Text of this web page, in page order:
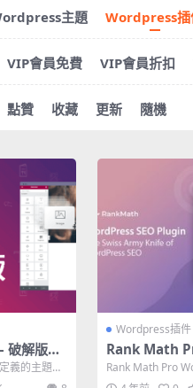
主題 Wordpress插
VIP會員免費 VIP會員折扣
點贊 收藏 更新 隨機
解版免
義的主題為
Wordpress插件
Rank Math
0.89.1 Free
件破解版下載
Rank Math Pro
模式生成器 無限...